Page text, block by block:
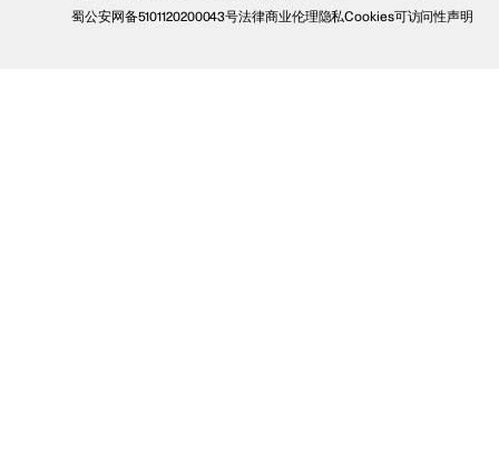
蜀公安网备5101120200043号法律商业伦理隐私Cookies可访问性声明